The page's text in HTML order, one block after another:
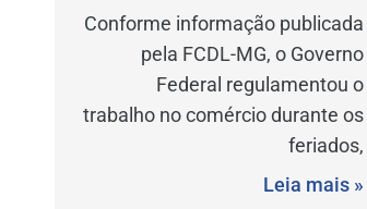
Conforme informação publicada
pela FCDL-MG, o Governo
Federal regulamentou o
trabalho no comércio durante os
feriados,
Leia mais »